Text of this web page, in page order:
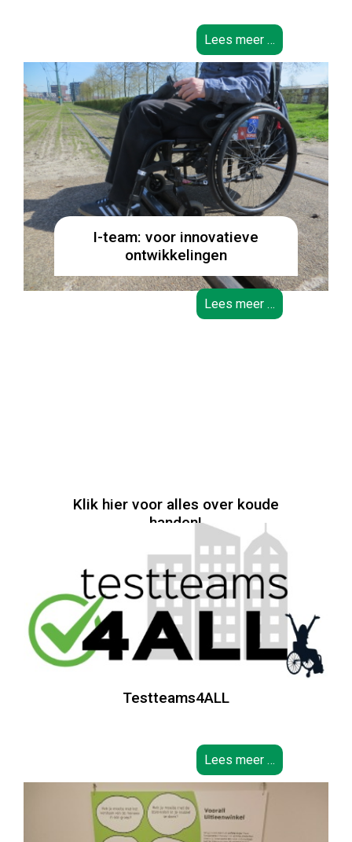
Lees meer …
I-team: voor innovatieve
ontwikkelingen
Lees meer …
Klik hier voor alles over koude
handen!
Lees meer...
Testteams4ALL
Lees meer …